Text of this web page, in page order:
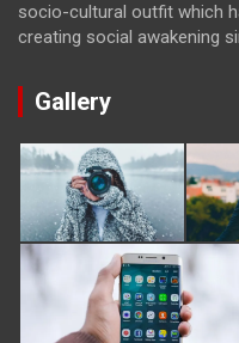
socio-cultural outfit which
creating social awakening
Gallery